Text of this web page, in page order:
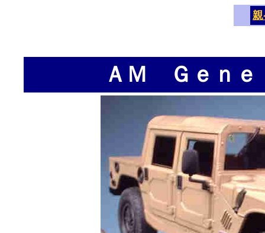
ＡＭ Ｇｅｎｅ